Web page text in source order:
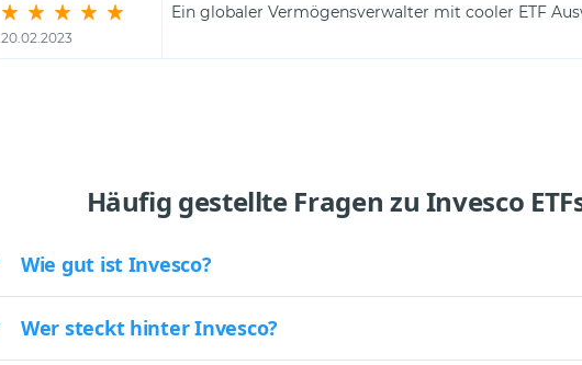
20.02.2023
Ein globaler Vermögensverwalter mit cooler ETF
Häufig gestellte Fragen zu Invesco
Wie gut ist Invesco?
Wer steckt hinter Invesco?